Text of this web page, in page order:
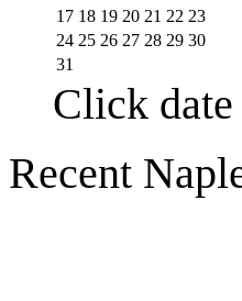
17 18 19 20 21 22 23
24 25 26 27 28 29 30
31
Click date
Recent